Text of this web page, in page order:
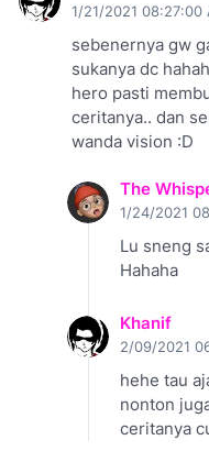
1/21/2021 08:27:00
sebenernya gw
sukanya dc
hero pasti
ceritanya.. dan
wanda vision :D
The
1/24/2021
Lu sneng
Hahaha
Khanif
2/09/2021
hehe tau
nonton
ceritanya